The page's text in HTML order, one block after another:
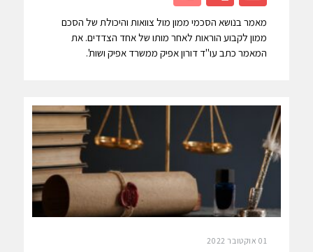
מאמר בנושא הסכמי ממון מול צוואות והיכולת של הסכם
ממון לקבוע הוראות לאחר מותו של אחד הצדדים. את
המאמר כתב עו"ד דורון אפיק ממשרד אפיק ושות'.
01 אוקטובר 2022